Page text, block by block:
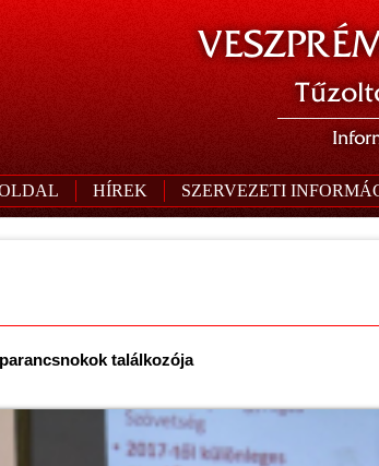
HÍREK SZERVEZETI
találkozója